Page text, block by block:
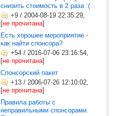
снизить стоимость в 2 раза :(
+9 / 2004-08-19 22:35:29,
[не прочитана]
Есть хорошее мероприятие -
как найти спонсора?
+54 / 2016-07-06 23:16:54,
[не прочитана]
Спонсорский пакет
+13 / 2006-07-26 12:10:02,
[не прочитана]
Правила работы с
неправильными спонсорами.